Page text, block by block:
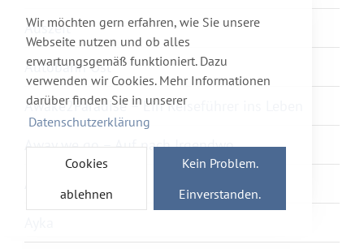
Wir möchten gern erfahren, wie Sie unsere
Webseite nutzen und ob alles
erwartungsgemäß funktioniert. Dazu
verwenden wir Cookies. Mehr Informationen
darüber finden Sie in unserer
Datenschutzerklärung
Cookies
ablehnen
Kein Problem.
Einverstanden.
Auszeit
Autobahn Ost
Awake2Paradise – Ein Reiseführer ins Leben
Away we go – Auf nach Irgendwo